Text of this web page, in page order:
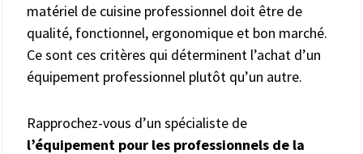
matériel de cuisine professionnel doit être de
qualité, fonctionnel, ergonomique et bon marché.
Ce sont ces critères qui déterminent l’achat d’un
équipement professionnel plutôt qu’un autre.
Rapprochez-vous d’un spécialiste de
l’équipement pour les professionnels de la